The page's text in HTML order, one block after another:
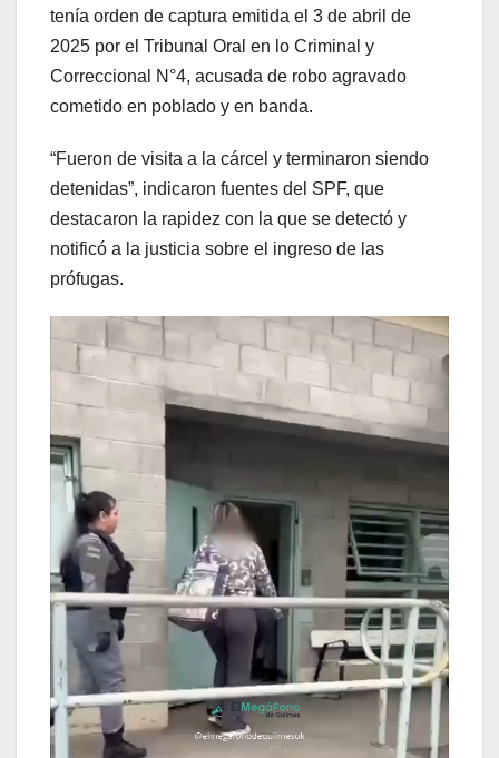
tenía orden de captura emitida el 3 de abril de
2025 por el Tribunal Oral en lo Criminal y
Correccional N°4, acusada de robo agravado
cometido en poblado y en banda.
“Fueron de visita a la cárcel y terminaron siendo
detenidas”, indicaron fuentes del SPF, que
destacaron la rapidez con la que se detectó y
notificó a la justicia sobre el ingreso de las
prófugas.